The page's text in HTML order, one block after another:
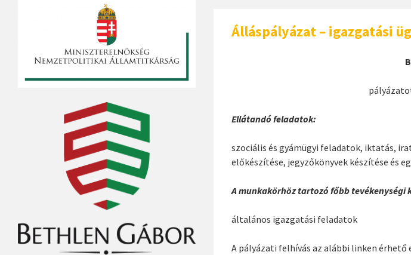
Álláspályázat – igazgatási
Ellátandó feladatok:
szociális és gyámügyi feladatok, iktatás,
előkészítése, jegyzőkönyvek készítése és
A munkakörhöz tartozó főbb tevékenységi
általános igazgatási feladatok
A pályázati felhívás az alábbi linken érhető